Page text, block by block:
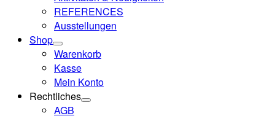
REFERENCES
Ausstellungen
Shop
Warenkorb
Kasse
Mein Konto
Rechtliches
AGB